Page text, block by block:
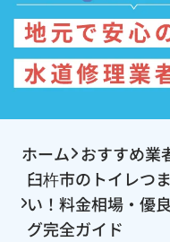
ホーム おすすめ業
臼杵市のトイレつ
い！料金相場・優
グ完全ガイド